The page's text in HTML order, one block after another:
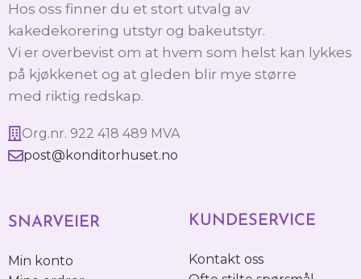
Hos oss finner du et stort utvalg av
kakedekorering utstyr og bakeutstyr.
Vi er overbevist om at hvem som helst kan lykkes
på kjøkkenet og at gleden blir mye større
med riktig redskap.
Org.nr. 922 418 489 MVA
post@konditorhuset.no
SNARVEIER
Min konto
KUNDESERVICE
Kontakt oss